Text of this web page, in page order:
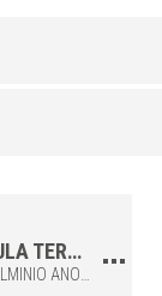
TJ 125 ASTRIALJOLLY TJT CAPSULA TERMINALE PER IL PROFILO TRIALJOLLY TJ